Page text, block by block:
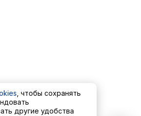
, чтобы сохранять
другие удобства